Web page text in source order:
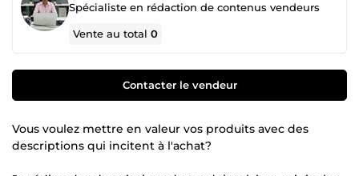
Spécialiste en rédaction de contenus vendeurs
Vente au total0
Contacter le vendeur
Vous voulez mettre en valeur vos produits avec des
descriptions qui incitent à l'achat?